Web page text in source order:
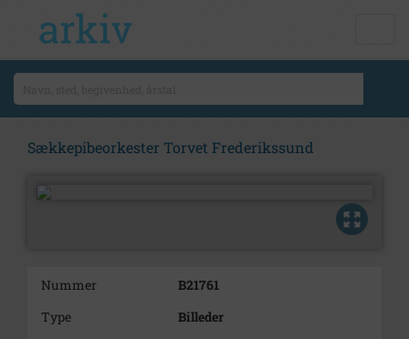
Sækkepibeorkester Torvet Frederikssund
Nummer
B21761
Type
Billeder